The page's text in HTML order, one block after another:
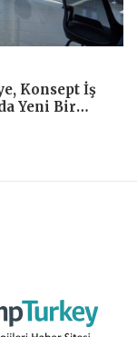
Konsept İş
Yeni Bir